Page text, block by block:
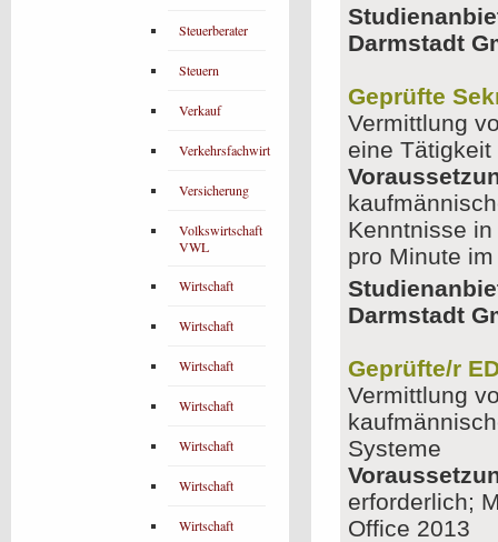
Darmstadt
Geprüfte
Vermittlung
eine
Kenntnisse
pro Minute
Darmstadt
Geprüfte/r
Vermittlung
Systeme
erforderlich;
Office 2013
Steuerberater
Steuern
Verkauf
Verkehrsfachwirt
Versicherung
Volkswirtschaft
VWL
Wirtschaft
Wirtschaft
Wirtschaft
Wirtschaft
Wirtschaft
Wirtschaft
Wirtschaft